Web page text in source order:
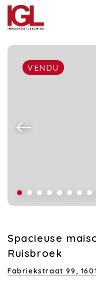
VENDU
Spacieuse
Ruisbroek
Fabriekstraat 99,